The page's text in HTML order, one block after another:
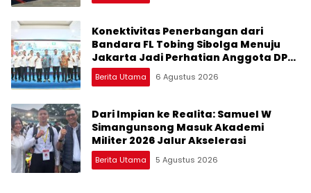
Konektivitas Penerbangan dari
Bandara FL Tobing Sibolga Menuju
Jakarta Jadi Perhatian Anggota DPR
RI Muhammad Lokot Nasution
Berita Utama 6 Agustus 2026
Dari Impian ke Realita: Samuel W
Simangunsong Masuk Akademi
Militer 2026 Jalur Akselerasi
Berita Utama 5 Agustus 2026